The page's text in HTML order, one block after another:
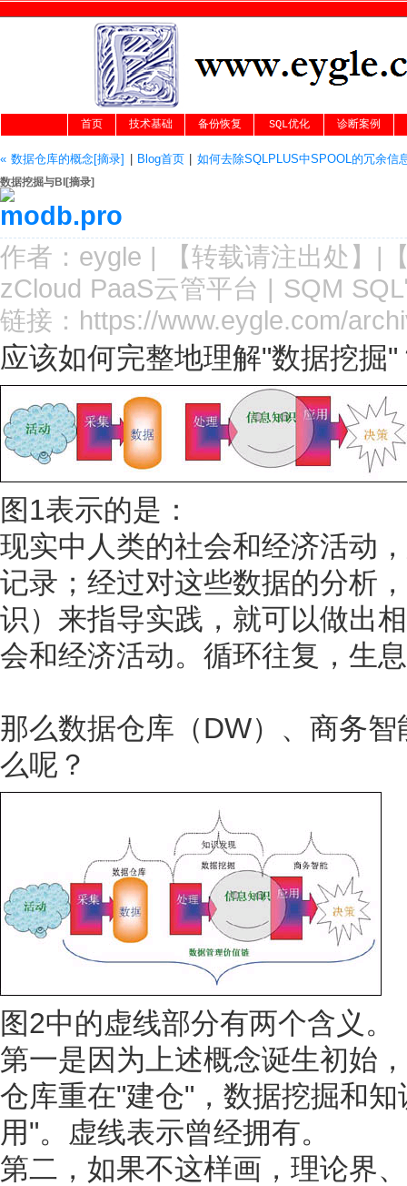
首页 技术基础 备份恢复 SQL优化 诊断案例
« 数据仓库的概念[摘录] Blog首页| 如何去除SQLPLUS中SPOOL的冗余信
数据挖掘与BI[摘录]
作者： eygle | 【转载请注出处 】|
zCloud PaaS云管平台 | SQM
链接： https://www.eygle.com/
应该如何完整地理解"数据挖掘
图1表示的是：
现实中人类的社会和经济活动
记录；经过对这些数据的分析
识）来指导实践，就可以做出
会和经济活动。循环往复，生
那么数据仓库（DW）、商务
么呢？
图2中的虚线部分有两个含义。
第一是因为上述概念诞生初始
仓库重在"建仓"，数据挖掘和
用"。虚线表示曾经拥有。
第二，如果不这样画，理论界